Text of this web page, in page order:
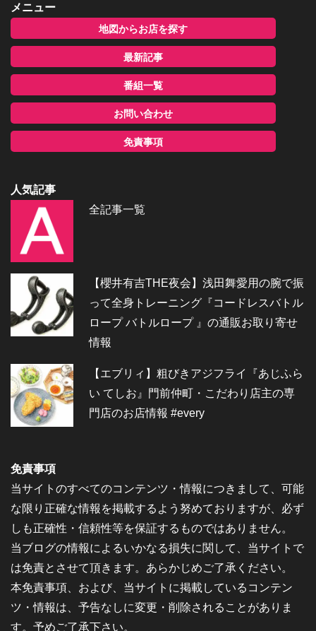
メニュー
地図からお店を探す
最新記事
番組一覧
お問い合わせ
免責事項
人気記事
全記事一覧
【櫻井有吉THE夜会】浅田舞愛用の腕で振
って全身トレーニング『コードレスバトル
ロープ バトルロープ 』の通販お取り寄せ
情報
【エブリィ】粗びきアジフライ『あじふら
い てしお』門前仲町・こだわり店主の専
門店のお店情報 #every
免責事項
当サイトのすべてのコンテンツ・情報につきまして、可能
な限り正確な情報を掲載するよう努めておりますが、必ず
しも正確性・信頼性等を保証するものではありません。
当ブログの情報によるいかなる損失に関して、当サイトで
は免責とさせて頂きます。あらかじめご了承ください。
本免責事項、および、当サイトに掲載しているコンテン
ツ・情報は、予告なしに変更・削除されることがありま
す。予めご了承下さい。